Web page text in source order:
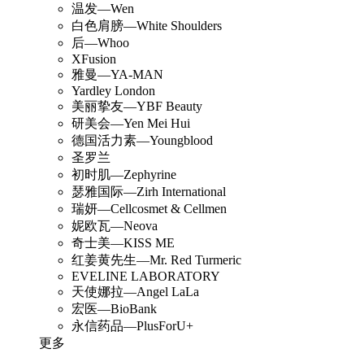
温发—Wen
白色肩膀—White Shoulders
后—Whoo
XFusion
雅曼—YA-MAN
Yardley London
美丽挚友—YBF Beauty
研美会—Yen Mei Hui
德国活力素—Youngblood
圣罗兰
初时肌—Zephyrine
瑟雅国际—Zirh International
瑞妍—Cellcosmet & Cellmen
妮欧瓦—Neova
奇士美—KISS ME
红姜黄先生—Mr. Red Turmeric
EVELINE LABORATORY
天使娜拉—Angel LaLa
宏医—BioBank
永信药品—PlusForU+
更多